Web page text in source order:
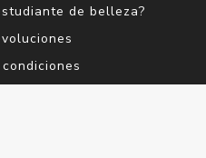
de belleza?